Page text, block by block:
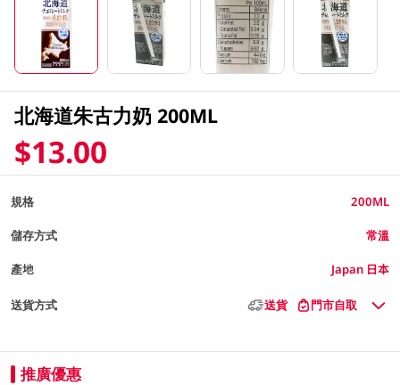
北海道朱古力奶 200ML
$13.00
規格 200ML
儲存方式 常溫
產地 Japan 日本
送貨方式 送貨 門市自取
推廣優惠